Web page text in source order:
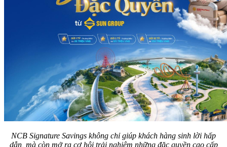
NCB Signature Savings không chỉ giúp khách hàng sinh lời hấp
dẫn, mà còn mở ra cơ hội trải nghiệm những đặc quyền cao cấp